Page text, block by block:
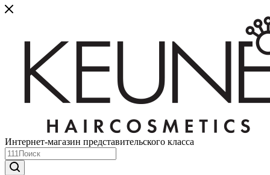
Интернет-магазин представительского класса